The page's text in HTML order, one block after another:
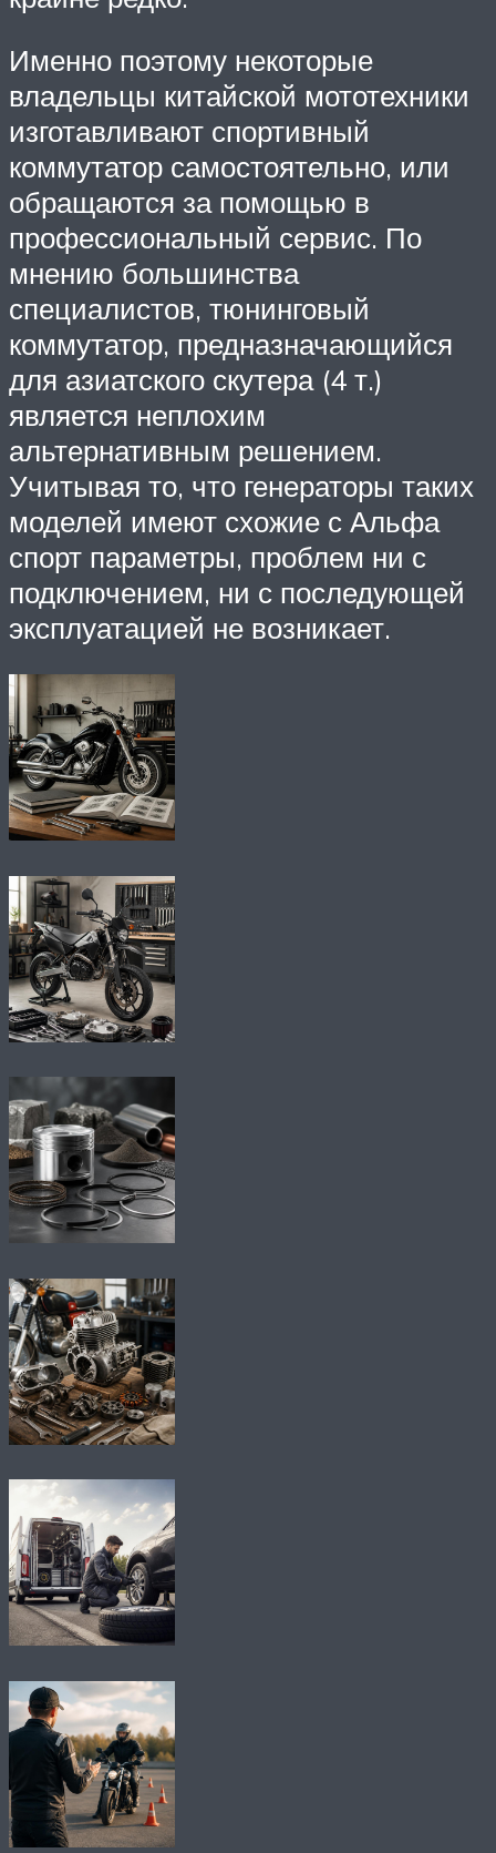
Именно поэтому некоторые
владельцы китайской мототехники
изготавливают спортивный
коммутатор самостоятельно, или
обращаются за помощью в
профессиональный сервис. По
мнению большинства
специалистов, тюнинговый
коммутатор, предназначающийся
для азиатского скутера (4 т.)
является неплохим
альтернативным решением.
Учитывая то, что генераторы таких
моделей имеют схожие с Альфа
спорт параметры, проблем ни с
подключением, ни с последующей
эксплуатацией не возникает.